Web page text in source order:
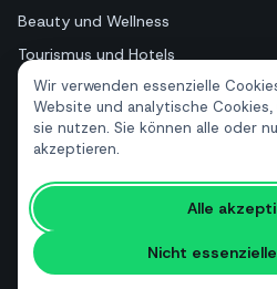
Wir verwenden essenzielle
Website und analytische Cookies,
sie nutzen. Sie können alle oder
akzeptieren.
Alle
Nicht
Beauty und Wellness
Tourismus und Hotels
Immobilien
RESSOURCEN
Kostenlose Tools
Glossar
Vergleiche